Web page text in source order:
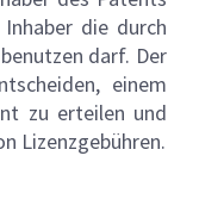
die durch
darf. Der
einem
zu erteilen und
Lizenzgebühren.